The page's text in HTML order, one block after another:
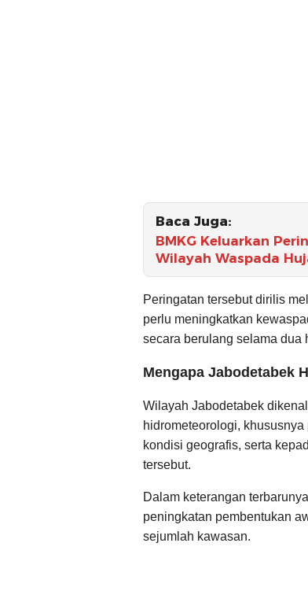
Baca Juga:
BMKG Keluarkan
Wilayah Waspada
Peringatan tersebut dirilis
perlu meningkatkan
secara berulang selama dua
Mengapa Jabodetabek
Wilayah Jabodetabek
hidrometeorologi,
kondisi geografis, serta
tersebut.
Dalam keterangan
peningkatan pembentukan
sejumlah kawasan.